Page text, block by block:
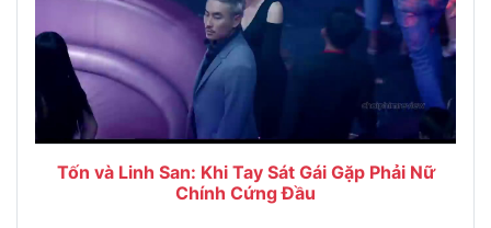
Tốn và Linh San: Khi Tay Sát Gái Gặp Phải Nữ
Chính Cứng Đầu